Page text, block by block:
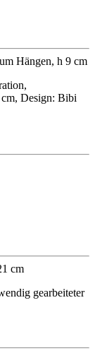
Hängen, h 9 cm
Design: Bibi
cm
gearbeiteter